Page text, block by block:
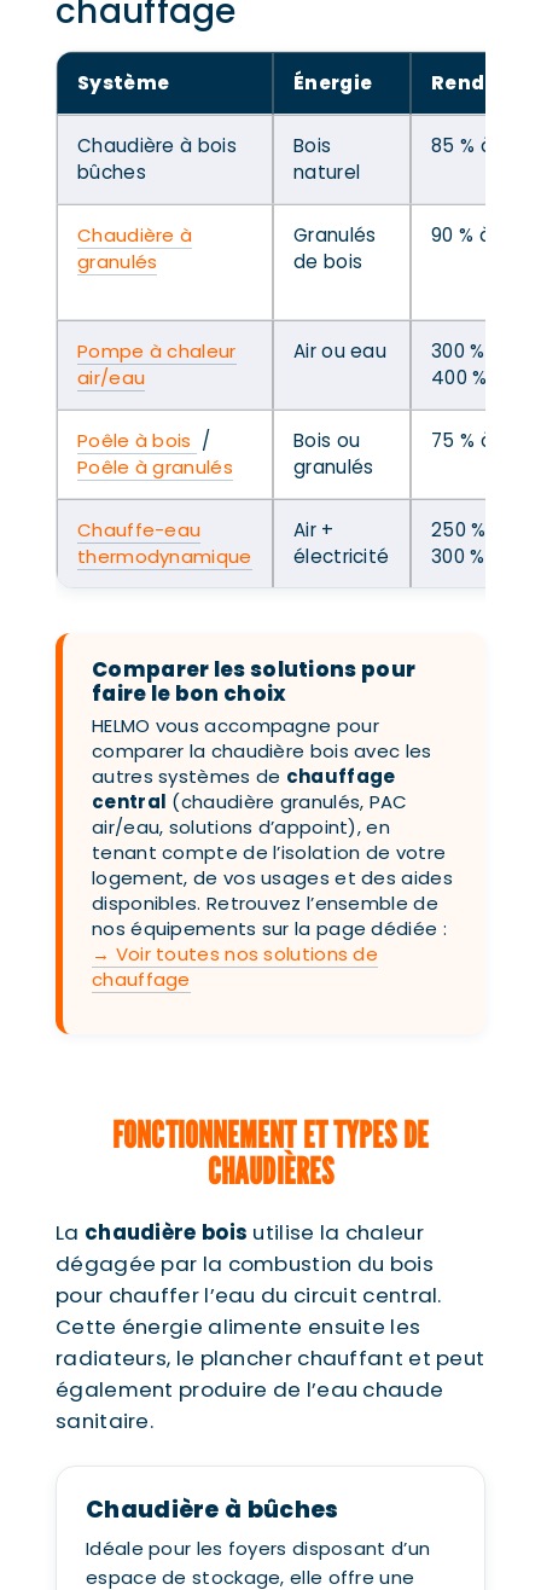
chauffage
Système Énergie
Chaudière à bois
bûches
Bois
naturel
85 % à 95 %
Chaudière à
granulés
Granulés
de bois
90 % à 97 %
Pompe à chaleur
air/eau
Air ou eau
300 % à
400 %
Poêle à bois /
Poêle à granulés
Bois ou
granulés
75 % à 90 %
Chauffe-eau
thermodynamique
Air +
électricité
250 % à
300 %
Comparer les solutions pour
faire le bon choix
HELMO vous accompagne pour
comparer la chaudière bois avec les
autres systèmes de chauffage
central (chaudière granulés, PAC
air/eau, solutions d’appoint), en
tenant compte de l’isolation de votre
logement, de vos usages et des aides
disponibles. Retrouvez l’ensemble de
nos équipements sur la page dédiée :
→ Voir toutes nos solutions de
chauffage
FONCTIONNEMENT ET TYPES DE
CHAUDIÈRES
La chaudière bois utilise la chaleur
dégagée par la combustion du bois
pour chauffer l’eau du circuit central.
Cette énergie alimente ensuite les
radiateurs, le plancher chauffant et peut
également produire de l’eau chaude
sanitaire.
Chaudière à bûches
Idéale pour les foyers disposant d’un
espace de stockage, elle offre une